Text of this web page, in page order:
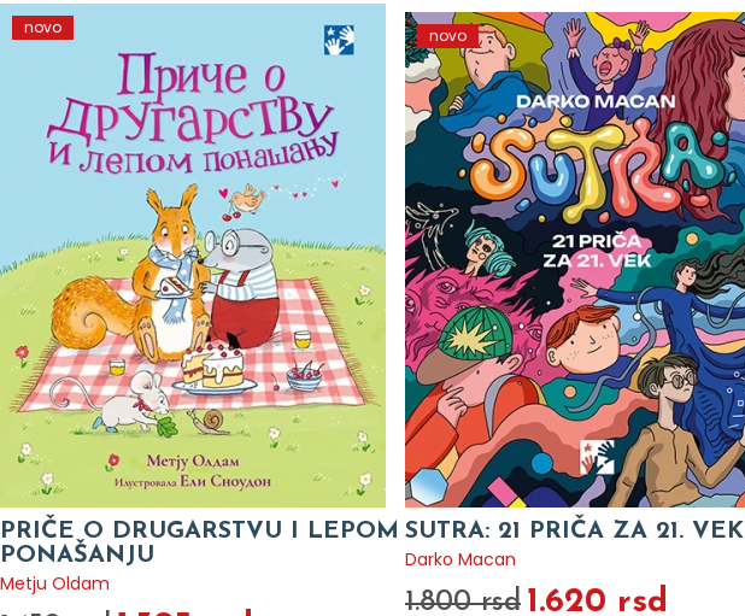
novo
PRIČE O DRUGARSTVU I LEPOM
PONAŠANJU
Metju Oldam
novo
SUTRA: 21 PRIČA ZA 21. VEK
Darko Macan
1.800 rsd 1.620 rsd